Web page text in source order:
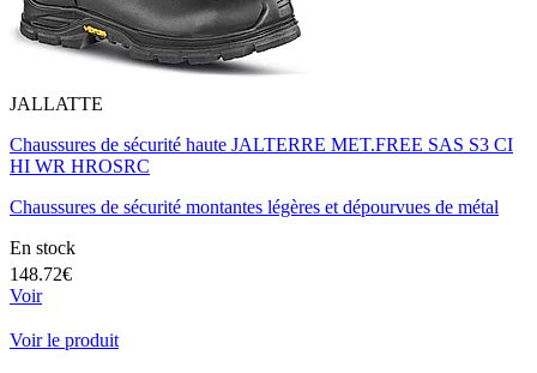
JALLATTE
Chaussures de sécurité haute JALTERRE MET.FREE SAS S3 CI
HI WR HROSRC
Chaussures de sécurité montantes légères et dépourvues de métal
En stock
148.72€
Voir
Voir le produit